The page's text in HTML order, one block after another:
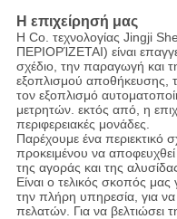
Η επιχείρησή μας
Η Co. τεχνολογίας Jingji
ΠΕΡΙΟΡΊΖΕΤΑΙ) είναι
σχέδιο, την παραγωγή και
εξοπλισμού αποθήκευσης,
τον εξοπλισμό
μετρητών. εκτός από, η
περιφερειακές μονάδες.
Παρέχουμε ένα περιεκτικό
προκειμένου να
της αγοράς και της
Είναι ο τελικός σκοπός
την πλήρη υπηρεσία, για να
πελατών. Για να βελτιώσει